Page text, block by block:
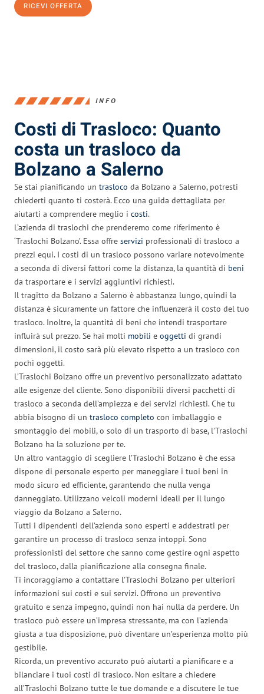
RICEVI OFFERTA
INFO
Costi di Trasloco: Quanto
costa un trasloco da
Bolzano a Salerno
Se stai pianificando un trasloco da Bolzano a Salerno, potresti
chiederti quanto ti costerà. Ecco una guida dettagliata per
aiutarti a comprendere meglio i costi.
L’azienda di traslochi che prenderemo come riferimento è
‘Traslochi Bolzano’. Essa offre servizi professionali di trasloco a
prezzi equi. I costi di un trasloco possono variare notevolmente
a seconda di diversi fattori come la distanza, la quantità di beni
da trasportare e i servizi aggiuntivi richiesti.
Il tragitto da Bolzano a Salerno è abbastanza lungo, quindi la
distanza è sicuramente un fattore che influenzerà il costo del tuo
trasloco. Inoltre, la quantità di beni che intendi trasportare
influirà sul prezzo. Se hai molti mobili e oggetti di grandi
dimensioni, il costo sarà più elevato rispetto a un trasloco con
pochi oggetti.
L’Traslochi Bolzano offre un preventivo personalizzato adattato
alle esigenze del cliente. Sono disponibili diversi pacchetti di
trasloco a seconda dell’ampiezza e dei servizi richiesti. Che tu
abbia bisogno di un trasloco completo con imballaggio e
smontaggio dei mobili, o solo di un trasporto di base, l’Traslochi
Bolzano ha la soluzione per te.
Un altro vantaggio di scegliere l’Traslochi Bolzano è che essa
dispone di personale esperto per maneggiare i tuoi beni in
modo sicuro ed efficiente, garantendo che nulla venga
danneggiato. Utilizzano veicoli moderni ideali per il lungo
viaggio da Bolzano a Salerno.
Tutti i dipendenti dell’azienda sono esperti e addestrati per
garantire un processo di trasloco senza intoppi. Sono
professionisti del settore che sanno come gestire ogni aspetto
del trasloco, dalla pianificazione alla consegna finale.
Ti incoraggiamo a contattare l’Traslochi Bolzano per ulteriori
informazioni sui costi e sui servizi. Offrono un preventivo
gratuito e senza impegno, quindi non hai nulla da perdere. Un
trasloco può essere un’impresa stressante, ma con l’azienda
giusta a tua disposizione, può diventare un’esperienza molto più
gestibile.
Ricorda, un preventivo accurato può aiutarti a pianificare e a
bilanciare i tuoi costi di trasloco. Non esitare a chiedere
all’Traslochi Bolzano tutte le tue domande e a discutere le tue